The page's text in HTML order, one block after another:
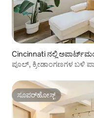
Cincinnati ನಲ್ಲಿ
ಪೂಲ್, ಕ್ರೀಡಾಂಗಣಗಳ
ಸೂಪರ್‌ಹೋಸ್ಟ್
ಸೂಪರ್‌ಹೋಸ್ಟ್